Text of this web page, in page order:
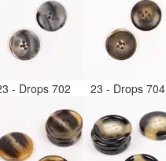
- Drops 702 23 - Drops 704